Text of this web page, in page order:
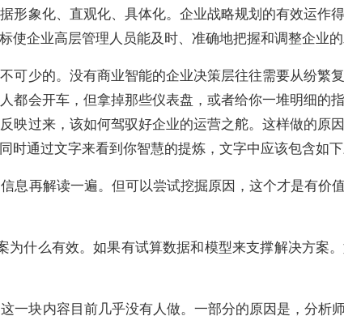
象化、直观化、具体化。企业战略规划的有效运作
企业高层管理人员能及时、准确地把握和调整企业的
少的。没有商业智能的企业决策层往往需要从纷繁
会开车，但拿掉那些仪表盘，或者给你一堆明细的
过来，该如何驾驭好企业的运营之舵。这样做的原
通过文字来看到你智慧的提炼，文字中应该包含如下
息再解读一遍。但可以尝试挖掘原因，这个才是有价
什么有效。如果有试算数据和模型来支撑解决方案
一块内容目前几乎没有人做。一部分的原因是，分析